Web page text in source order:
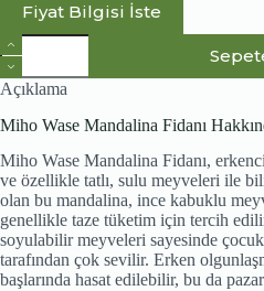
Fiyat Bilgisi İste
Miho
Wase
Mandalina
Fidanı
adet
Açıklama
Miho Wase Mandalina Fidanı
Miho Wase Mandalina Fidanı,
ve özellikle tatlı, sulu meyveleri ile
olan bu mandalina, ince kabuklu
genellikle taze tüketim için tercih
soyulabilir meyveleri sayesinde
tarafından çok sevilir. Erken
başlarında hasat edilebilir, bu da